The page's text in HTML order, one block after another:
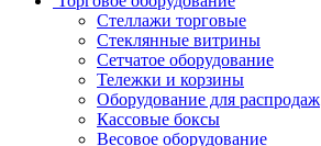
Стеллажи торговые
Стеклянные витрины
Сетчатое оборудование
Тележки и корзины
Оборудование для распродаж
Кассовые боксы
Весовое оборудование